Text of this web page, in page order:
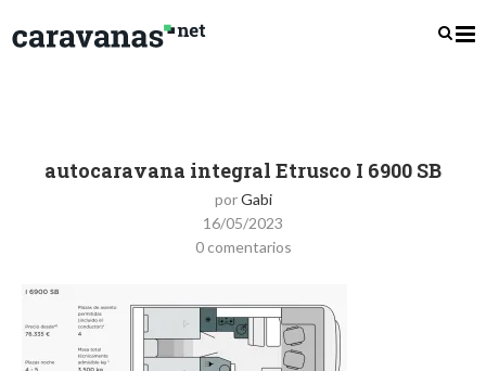
autocaravana integral Etrusco I 6900 SB
porGabi
16/05/2023
0 comentarios